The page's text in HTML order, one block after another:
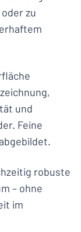
zu
und
Feine
robuste
– ohne
im